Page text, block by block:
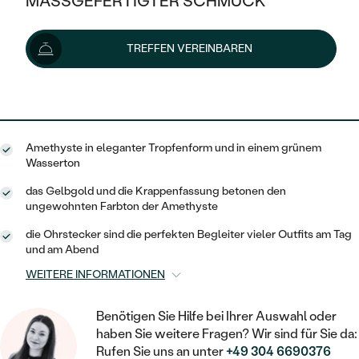
KLASSISCH
V-FORM
VINTAGE
AUSSERGEWÖHNLICHE
VON HAND GRAVIERTE
MIT MEHREREN DIAMANTEN
HALO
VINTAGE
AUSSERGEWÖHNLICH
GESTALTE EINEN RING
DIAMANTEN ZUM EINFASSEN
AUSVERKAUF
WENN SCHMUCK HILFT
NACH TYP
OHRRINGE
RINGE
ANHÄNGER / KETTEN
ARMBÄNDER
SCHMUCKSET
HERRENSCHMUCK
PLATIN
OHRSTECKER
MINIMALISTISCHE
OHRHÄNGER
HERZ
GOLD
SILBER
NACH STYL
SOLITÄR
ZUR GEBURT EINES KINDES
PERSONALISIERT
MIT STERNZEICHEN
MINIMALISTISCH
AUSVERKAUF
GOLD
SILBER
PLATIN
NACH STYL
MEMOIRE
MINIMALISTISCHE
TREFFEN VEREINBAREN
397 €
Lieferoptionen
Amethyste in eleganter Tropfenform und in einem grünem
Wasserton
das Gelbgold und die Krappenfassung betonen den
ungewohnten Farbton der Amethyste
die Ohrstecker sind die perfekten Begleiter vieler Outfits am Tag
und am Abend
WEITERE INFORMATIONEN
Benötigen Sie Hilfe bei Ihrer Auswahl oder
haben Sie weitere Fragen? Wir sind für Sie da:
Rufen Sie uns an unter+49 304 6690376